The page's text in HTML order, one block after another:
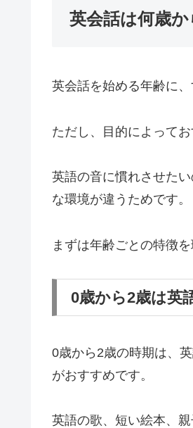
英会話は何歳
英会話を始める年齢に
ただし、目的によって
英語の音に慣れさせた
な環境が違うためです。
まずは年齢ごとの特徴
0歳から2歳は英
0歳から2歳の時期は、
がおすすめです。
英語の歌、短い絵本、